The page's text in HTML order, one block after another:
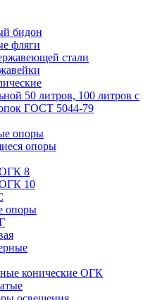
бидон
фляги
стали
50 литров, 100 литров с
ГОСТ 5044-79
опоры
опоры
8
10
опоры
конические ОГК